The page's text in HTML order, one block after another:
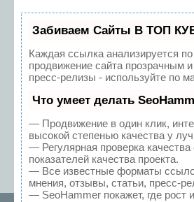
Забиваем Сайты В ТОП
Каждая ссылка анализируется
продвижение сайта прозрачным
пресс-релизы - используйте по
Что умеет делать
— Продвижение в один клик,
высокой степенью качества у
— Регулярная проверка
показателей качества проекта.
— Все известные форматы
мнения, отзывы, статьи, пресс-
— SeoHammer покажет, где рост